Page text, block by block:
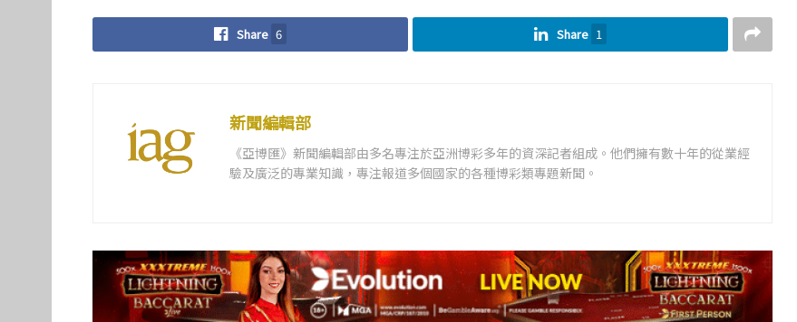
Share 6 Share 1
新聞編輯部
《亞博匯》新聞編輯部由多名專注於亞洲博彩多年的資深記者組成。他們擁有數十年的從業經
驗及廣泛的專業知識，專注報道多個國家的各種博彩類專題新聞。